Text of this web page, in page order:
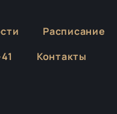
Расписание
Контакты